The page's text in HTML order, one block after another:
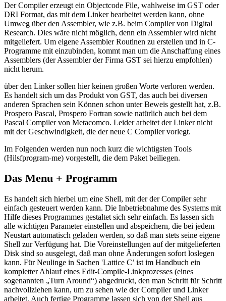
Der Compiler erzeugt ein Objectcode File, wahlweise im GST oder
DRI Format, das mit dem Linker bearbeitet werden kann, ohne
Umweg über den Assembler, wie z.B. beim Compiler von Digital
Research. Dies wäre nicht möglich, denn ein Assembler wird nicht
mitgeliefert. Um eigene Assembler Routinen zu erstellen und in C-
Programme mit einzubinden, kommt man um die Anschaffung eines
Assemblers (der Assembler der Firma GST sei hierzu empfohlen)
nicht herum.
über den Linker sollen hier keinen großen Worte verloren werden.
Es handelt sich um das Produkt von GST, das auch bei diversen
anderen Sprachen sein Können schon unter Beweis gestellt hat, z.B.
Prospero Pascal, Prospero Fortran sowie natürlich auch bei dem
Pascal Compiler von Metacomco. Leider arbeitet der Linker nicht
mit der Geschwindigkeit, die der neue C Compiler vorlegt.
Im Folgenden werden nun noch kurz die wichtigsten Tools
(Hilsfprogram-me) vorgestellt, die dem Paket beiliegen.
Das Menu + Programm
Es handelt sich hierbei um eine Shell, mit der der Compiler sehr
einfach gesteuert werden kann. Die Inbetriebnahme des Systems mit
Hilfe dieses Programmes gestaltet sich sehr einfach. Es lassen sich
alle wichtigen Parameter einstellen und abspeichern, die bei jedem
Neustart automatisch geladen werden, so daß man stets seine eigene
Shell zur Verfügung hat. Die Voreinstellungen auf der mitgelieferten
Disk sind so ausgelegt, daß man ohne Änderungen sofort loslegen
kann. Für Neulinge in Sachen 'Lattice C’ ist im Handbuch ein
kompletter Ablauf eines Edit-Compile-Linkprozesses (eines
sogenannten „Turn Around“) abgedruckt, den man Schritt für Schritt
nachvollziehen kann, um zu sehen wie der Compiler und Linker
arbeitet. Auch fertige Programme lassen sich von der Shell aus